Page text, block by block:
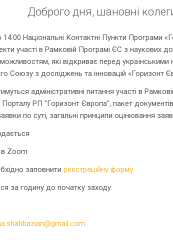
Доброго дня, шановні
14.00 Національні Контактні Пункти Програми
участі в Рамковій Програмі ЄС з наукових
які відкриває перед
Союзу з досліджень та інновацій «Горизонт
адміністративні питання участі в
Порталу РП "Горизонт Європа", пакет
по суті, загальні принципи оцінювання
в Zoom
заповнитиреєстраційну форму
за годину до початку заходу.